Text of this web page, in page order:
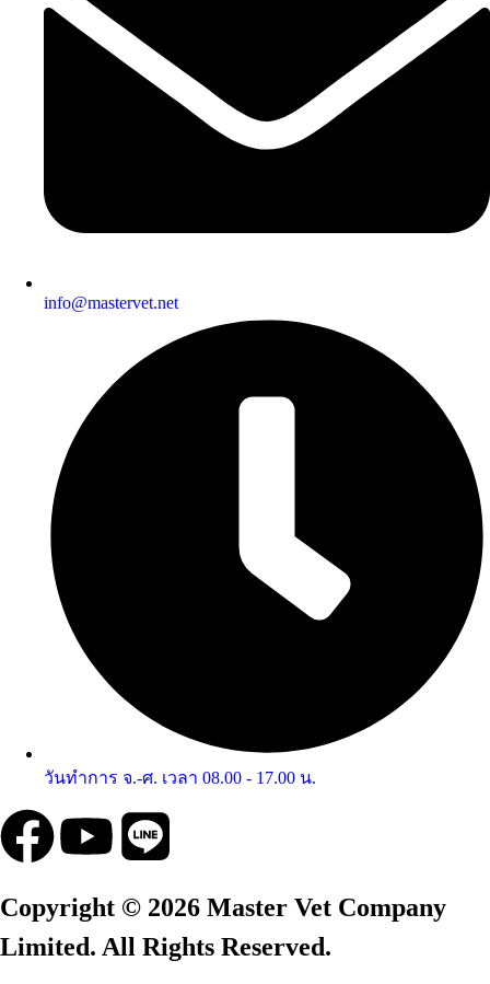
info@mastervet.net
วันทำการ จ.-ศ. เวลา 08.00 - 17.00 น.
Copyright © 2026 Master Vet Company
Limited. All Rights Reserved.